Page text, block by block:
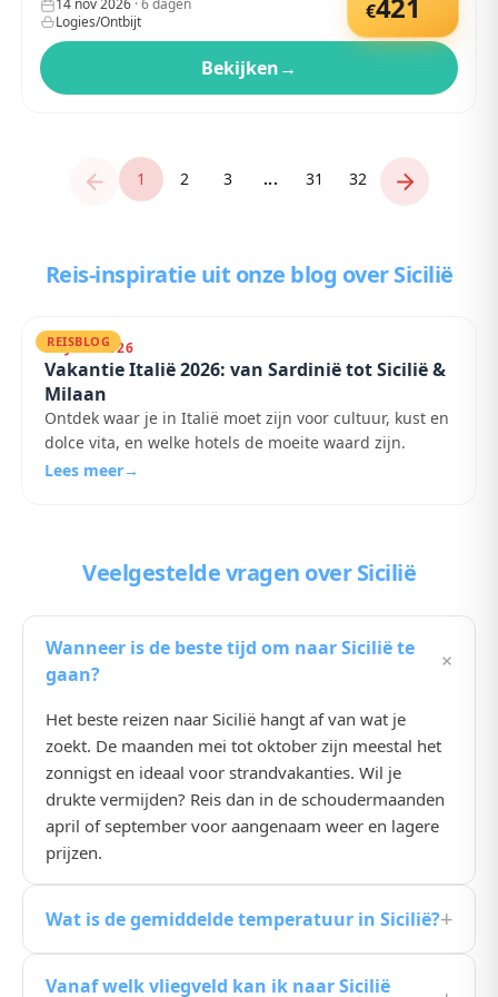
€
14 nov 2026 ·6dagen
Logies/Ontbijt
Bekijken→
1 2 3 ... 31 32
Reis-inspiratie uit onze blog over Sicilië
REISBLOG
31 JULI 2026
Vakantie Italië 2026: van Sardinië tot Sicilië &
Milaan
Ontdek waar je in Italië moet zijn voor cultuur, kust en
dolce vita, en welke hotels de moeite waard zijn.
Lees meer→
Veelgestelde vragen over Sicilië
Wanneer is de beste tijd om naar Sicilië te
gaan?
+
Het beste reizen naar Sicilië hangt af van wat je
zoekt. De maanden mei tot oktober zijn meestal het
zonnigst en ideaal voor strandvakanties. Wil je
drukte vermijden? Reis dan in de schoudermaanden
april of september voor aangenaam weer en lagere
prijzen.
Wat is de gemiddelde temperatuur in Sicilië?+
zomermaanden rond de 25, 30°C. In de winter koelt
Vanaf welk vliegveld kan ik naar Sicilië